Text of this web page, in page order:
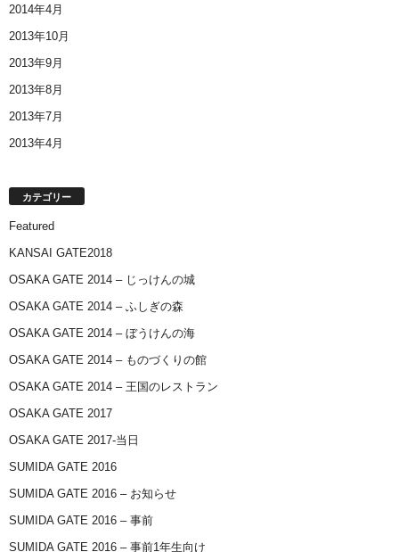
2014年4月
2013年10月
2013年9月
2013年8月
2013年7月
2013年4月
カテゴリー
Featured
KANSAI GATE2018
OSAKA GATE 2014 – じっけんの城
OSAKA GATE 2014 – ふしぎの森
OSAKA GATE 2014 – ぼうけんの海
OSAKA GATE 2014 – ものづくりの館
OSAKA GATE 2014 – 王国のレストラン
OSAKA GATE 2017
OSAKA GATE 2017-当日
SUMIDA GATE 2016
SUMIDA GATE 2016 – お知らせ
SUMIDA GATE 2016 – 事前
SUMIDA GATE 2016 – 事前1年生向け